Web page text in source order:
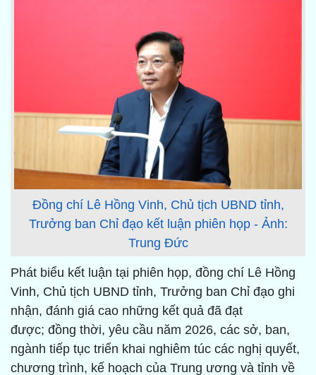
Đồng chí Lê Hồng Vinh, Chủ tịch UBND tỉnh,
Trưởng ban Chỉ đạo kết luận phiên họp - Ảnh:
Trung Đức
Phát biểu kết luận tại phiên họp, đồng chí Lê Hồng
Vinh, Chủ tịch UBND tỉnh, Trưởng ban Chỉ đạo ghi
nhận, đánh giá cao những kết quả đã đạt
được; đồng thời, yêu cầu năm 2026, các sở, ban,
ngành tiếp tục triển khai nghiêm túc các nghị quyết,
chương trình, kế hoạch của Trung ương và tỉnh về